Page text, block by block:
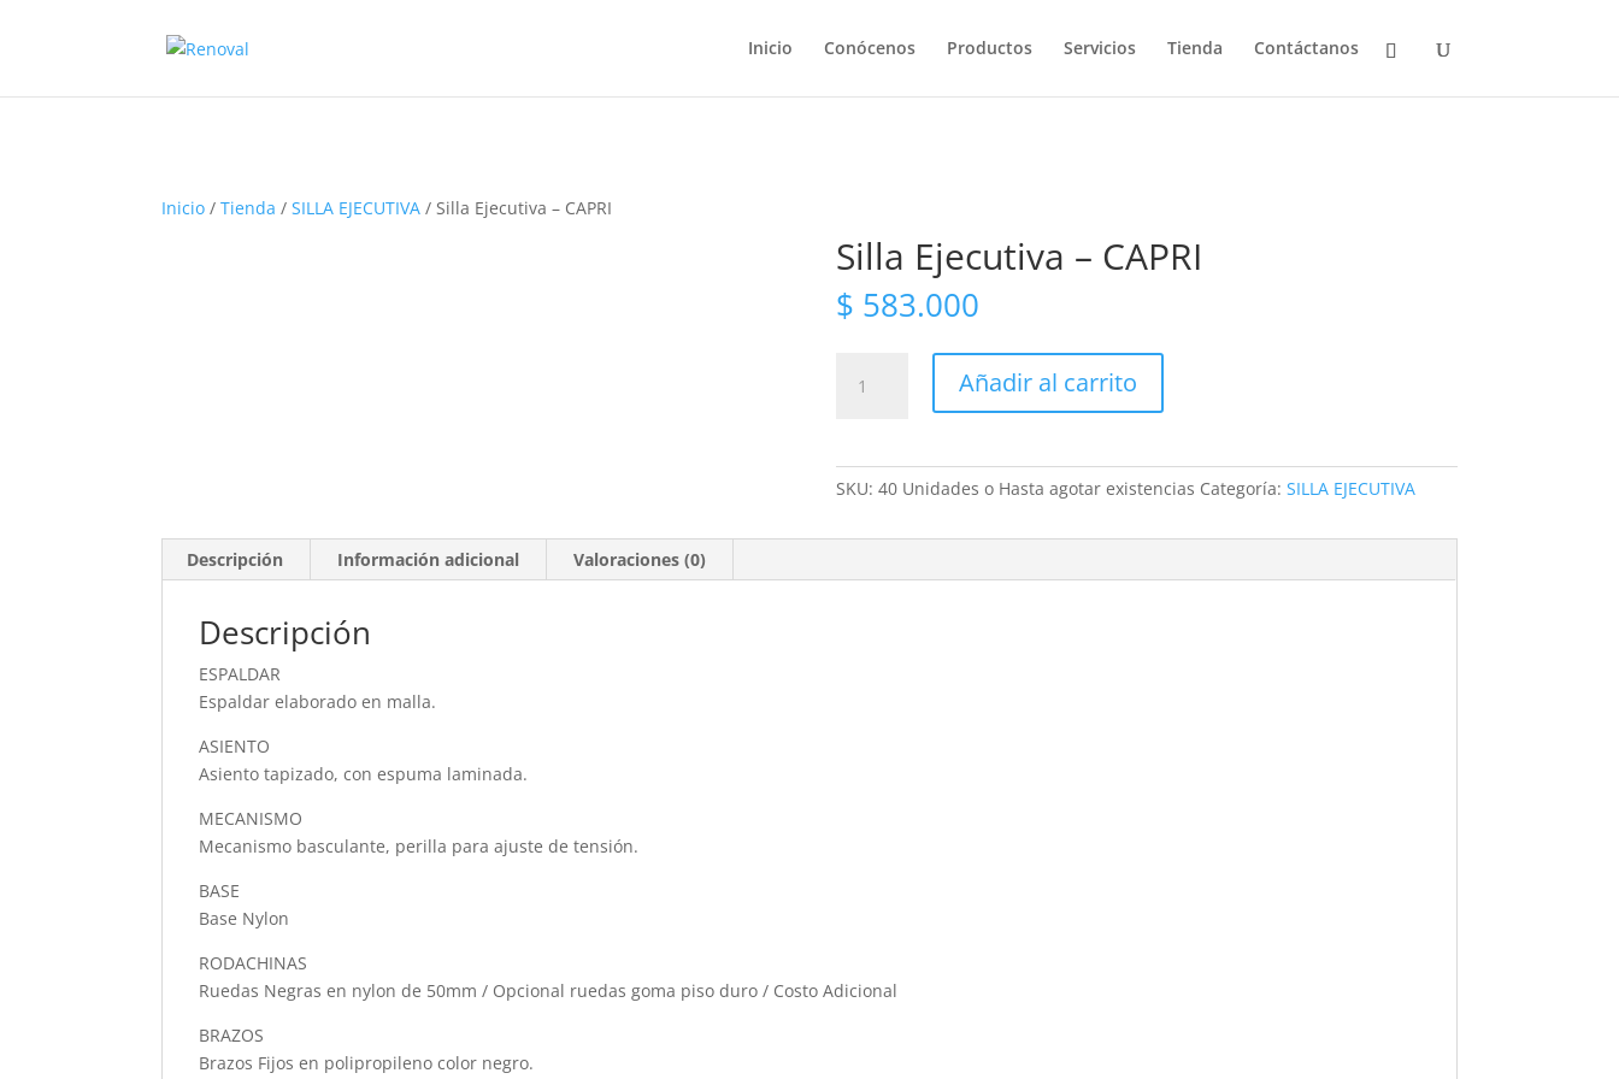
Inicio Conócenos Productos Servicios Tienda Contáctanos
Inicio /Tienda /SILLA EJECUTIVA / Silla Ejecutiva – CAPRI
Silla Ejecutiva – CAPRI
$ 583.000
Ejecutiva
Añadir al carrito
SKU: 40 Unidades o Hasta agotar existencias Categoría: SILLA EJECUTIVA
Descripción Información adicional Valoraciones (0)
Descripción
ESPALDAR
Espaldar elaborado en malla.
ASIENTO
Asiento tapizado, con espuma laminada.
MECANISMO
Mecanismo basculante, perilla para ajuste de tensión.
BASE
Base Nylon
RODACHINAS
Ruedas Negras en nylon de 50mm / Opcional ruedas goma piso duro / Costo Adicional
BRAZOS
Brazos Fijos en polipropileno color negro.